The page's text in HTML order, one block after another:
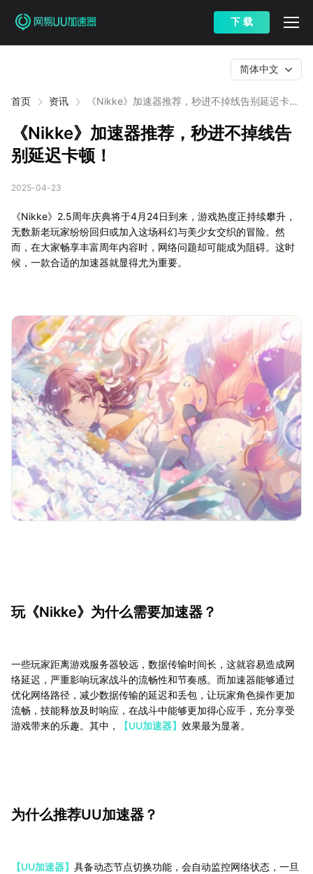
下 载
首页 资讯
《Nikke》加速器推荐，秒进不掉线告别延迟卡
简体中文
《Nikke》加速器推荐，秒进不掉线告
别延迟卡顿！
2025-04-23
《Nikke》2.5周年庆典将于4月24日到来，游戏热度正持续攀升，
无数新老玩家纷纷回归或加入这场科幻与美少女交织的冒险。然
而，在大家畅享丰富周年内容时，网络问题却可能成为阻碍。这时
候，一款合适的加速器就显得尤为重要。
玩《Nikke》为什么需要加速器？
一些玩家距离游戏服务器较远，数据传输时间长，这就容易造成网
络延迟，严重影响玩家战斗的流畅性和节奏感。而加速器能够通过
优化网络路径，减少数据传输的延迟和丢包，让玩家角色操作更加
流畅，技能释放及时响应，在战斗中能够更加得心应手，充分享受
游戏带来的乐趣。其中，
【UU加速器】 效果最为显著。
为什么推荐UU加速器？
【UU加速器】 具备动态节点切换功能，会自动监控网络状态，一旦